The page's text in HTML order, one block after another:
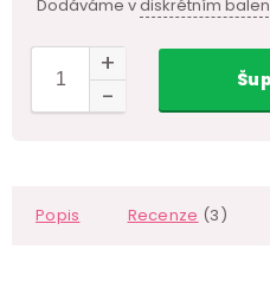
Dodáváme vdiskrétním
Popis Recenze (3)